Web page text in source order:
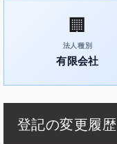
🏢
法人種別
有限会社
登記の変更履歴